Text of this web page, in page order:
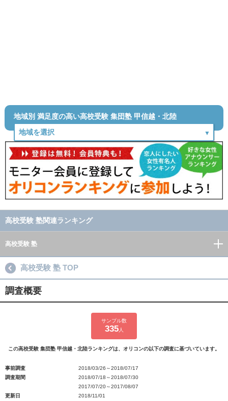
地域別 満足度の高い高校受験 集団塾 甲信越・北陸
高校受験 塾関連ランキング
高校受験 塾
高校受験 塾 TOP
調査概要
サンプル数
335人
この高校受験 集団塾 甲信越・北陸ランキングは、オリコンの以下の調査に基づいています。
事前調査
2018/03/26～2018/07/17
調査期間
2018/07/18～2018/07/30
2017/07/20～2017/08/07
更新日
2018/11/01